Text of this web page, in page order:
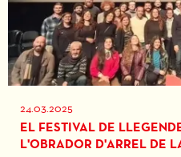
24.03.2025
EL FESTIVAL DE
L'OBRADOR D'ARREL DE